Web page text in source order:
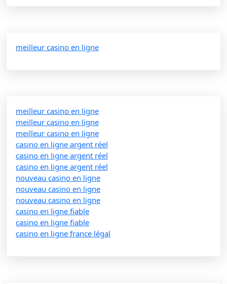
meilleur casino en ligne
meilleur casino en ligne
meilleur casino en ligne
meilleur casino en ligne
casino en ligne argent réel
casino en ligne argent réel
casino en ligne argent réel
nouveau casino en ligne
nouveau casino en ligne
nouveau casino en ligne
casino en ligne fiable
casino en ligne fiable
casino en ligne france légal